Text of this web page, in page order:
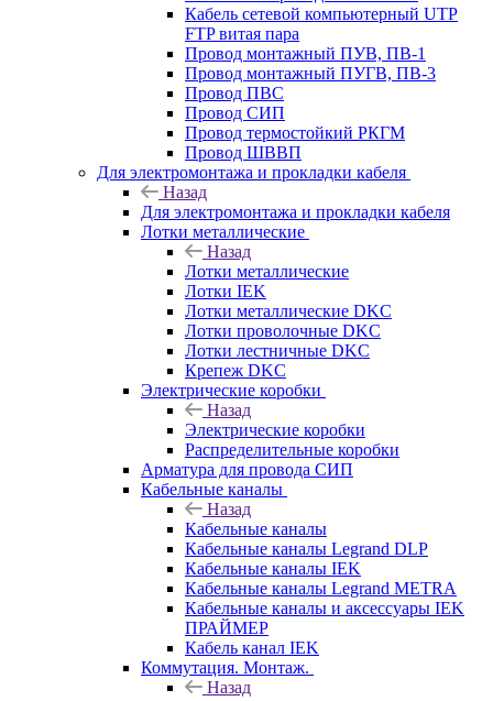
Кабель сетевой компьютерный UTP
FTP витая пара
Провод монтажный ПУВ, ПВ-1
Провод монтажный ПУГВ, ПВ-3
Провод ПВС
Провод СИП
Провод термостойкий РКГМ
Провод ШВВП
Для электромонтажа и прокладки кабеля
Назад
Для электромонтажа и прокладки кабеля
Лотки металлические
Назад
Лотки металлические
Лотки IEK
Лотки металлические DKC
Лотки проволочные DKC
Лотки лестничные DKC
Крепеж DKC
Электрические коробки
Назад
Электрические коробки
Распределительные коробки
Арматура для провода СИП
Кабельные каналы
Назад
Кабельные каналы
Кабельные каналы Legrand DLP
Кабельные каналы IEK
Кабельные каналы Legrand METRA
Кабельные каналы и аксессуары IEK
ПРАЙМЕР
Кабель канал IEK
Коммутация. Монтаж.
Назад